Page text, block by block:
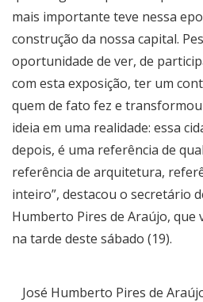
mais importante teve nessa
construção da nossa capital.
oportunidade de ver, de
com esta exposição, ter um
quem de fato fez e
ideia em uma realidade: essa
depois, é uma referência de
referência de arquitetura,
inteiro”, destacou o secretário
Humberto Pires de Araújo, que
na tarde deste sábado (19).
José Humberto Pires de